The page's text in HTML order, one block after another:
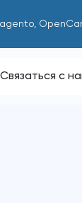
Связаться с